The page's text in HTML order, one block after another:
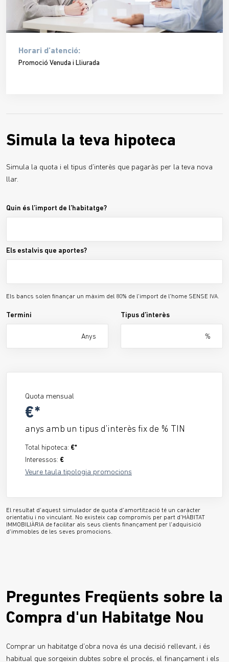
Horari d’atenció:
Promoció Venuda i Lliurada
Simula la teva hipoteca
Simula la quota i el tipus d'interès que pagaràs per la teva nova
llar.
Quin és l’import de l’habitatge?
Els estalvis que aportes?
Els bancs solen finançar un màxim del 80% de l'import de l'home SENSE IVA.
Termini
Anys
Tipus d’interès
%
Quota mensual
€*
anys amb un tipus d’interès fix de % TIN
Total hipoteca: €*
Interessos: €
Veure taula tipologia promocions
El resultat d'aquest simulador de quota d'amortització té un caràcter
orientatiu i no vinculant. No existeix cap compromís per part d'HÀBITAT
IMMOBILIÀRIA de facilitar als seus clients finançament per l'adquisició
d'immobles de les seves promocions.
Preguntes Freqüents sobre la
Compra d'un Habitatge Nou
Comprar un habitatge d'obra nova és una decisió rellevant, i és
habitual que sorgeixin dubtes sobre el procés, el finançament i els